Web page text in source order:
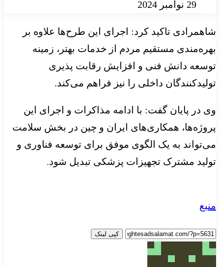
29 نوامبر 2024
شاهمرادی تاکید کرد: اجرای این طرح‌ها علاوه بر
بهره‌مندی مستقیم مردم از خدمات بهتر، زمینه
توسعه دانش فنی و افزایش رقابت پذیری
تولیدکنندگان داخلی را نیز فراهم می‌کند.
وی در پایان گفت: با ادامه مذاکرات و اجرای این
پروژه‌ها، همکاری‌های ایران و چین در بخش سلامت
می‌تواند به یک الگوی موفق برای توسعه فناوری و
تولید مشترک تجهیزات پزشکی تبدیل شود.
منبع
کپی لینک